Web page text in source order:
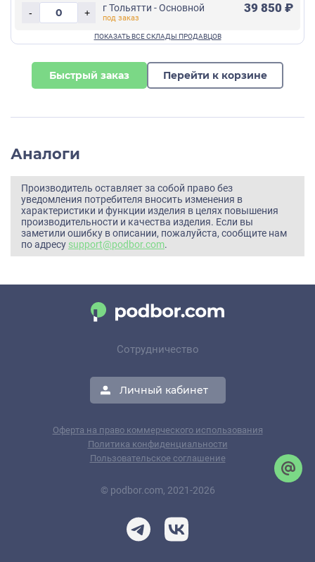
-
+ г Тольятти - Основной 39 850 ₽
Быстрый заказ Перейти к корзине
Аналоги
Производитель оставляет за собой право без
уведомления потребителя вносить изменения в
характеристики и функции изделия в целях повышения
производительности и качества изделия. Если вы
заметили ошибку в описании, пожалуйста, сообщите нам
по адресу support@podbor.com.
Сотрудничество
Личный кабинет
Оферта на право коммерческого использования
Политика конфиденциальности
Пользовательское соглашение
© podbor.com, 2021-2026